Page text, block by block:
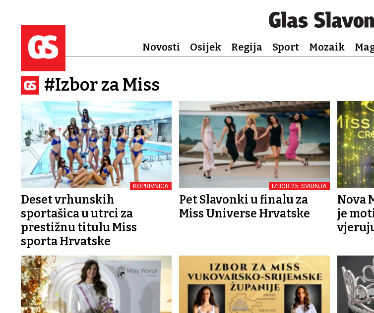
Novosti Osijek Regija Sport Mozaik
#Izbor za Miss
KOPRIVNICA
Deset vrhunskih
sportašica u utrci za
prestižnu titulu Miss
sporta Hrvatske
IZBOR 25. SVIBNJA
Pet Slavonki u finalu za
Miss Universe Hrvatske
Nova
je